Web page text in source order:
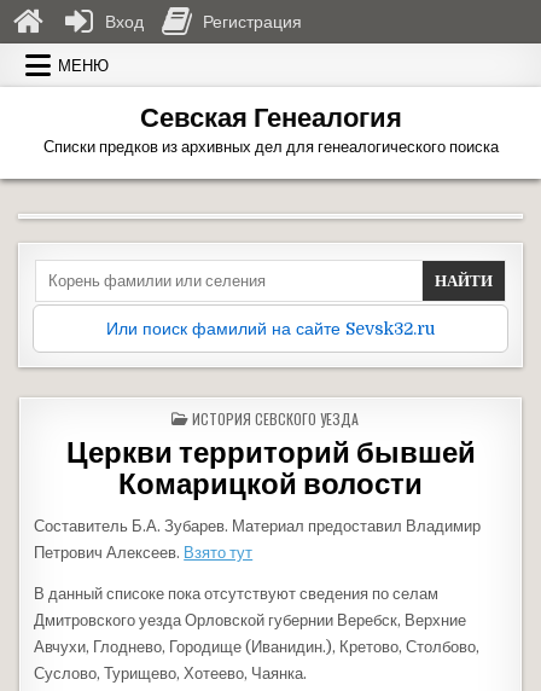
Перейти к содержимому
МЕНЮ
Севская Генеалогия
Списки предков из архивных дел для генеалогического поиска
Search for:
Или поиск фамилий на сайте Sevsk32.ru
ОПУБЛИКОВАНО В
ИСТОРИЯ СЕВСКОГО УЕЗДА
Церкви территорий бывшей
Комарицкой волости
Составитель Б.А. Зубарев. Материал предоставил Владимир
Петрович Алексеев. Взято тут
В данный списоке пока отсутствуют сведения по селам
Дмитровского уезда Орловской губернии Веребск, Верхние
Авчухи, Глоднево, Городище (Иванидин.), Кретово, Столбово,
Суслово, Турищево, Хотеево, Чаянка.
Вход Регистрация